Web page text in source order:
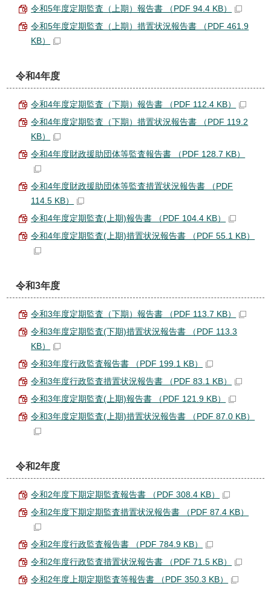
令和5年度定期監査（上期）報告書 （PDF 94.4 KB）
令和5年度定期監査（上期）措置状況報告書 （PDF 461.9
KB）
令和4年度
令和4年度定期監査（下期）報告書 （PDF 112.4 KB）
令和4年度定期監査（下期）措置状況報告書 （PDF 119.2
KB）
令和4年度財政援助団体等監査報告書 （PDF 128.7 KB）
令和4年度財政援助団体等監査措置状況報告書 （PDF
114.5 KB）
令和4年度定期監査(上期)報告書 （PDF 104.4 KB）
令和4年度定期監査(上期)措置状況報告書 （PDF 55.1 KB）
令和3年度
令和3年度定期監査（下期）報告書 （PDF 113.7 KB）
令和3年度定期監査(下期)措置状況報告書 （PDF 113.3
KB）
令和3年度行政監査報告書 （PDF 199.1 KB）
令和3年度行政監査措置状況報告書 （PDF 83.1 KB）
令和3年度定期監査(上期)報告書 （PDF 121.9 KB）
令和3年度定期監査(上期)措置状況報告書 （PDF 87.0 KB）
令和2年度
令和2年度下期定期監査報告書 （PDF 308.4 KB）
令和2年度下期定期監査措置状況報告書 （PDF 87.4 KB）
令和2年度行政監査報告書 （PDF 784.9 KB）
令和2年度行政監査措置状況報告書 （PDF 71.5 KB）
令和2年度上期定期監査等報告書 （PDF 350.3 KB）